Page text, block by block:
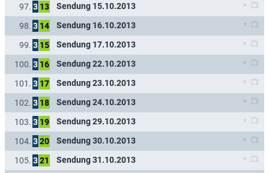
97. 3 13 Sendung 15.10.2013
98. 3 14 Sendung 16.10.2013
99. 3 15 Sendung 17.10.2013
100. 3 16 Sendung 22.10.2013
101. 3 17 Sendung 23.10.2013
102. 3 18 Sendung 24.10.2013
103. 3 19 Sendung 29.10.2013
104. 320 Sendung 30.10.2013
105. 321 Sendung 31.10.2013